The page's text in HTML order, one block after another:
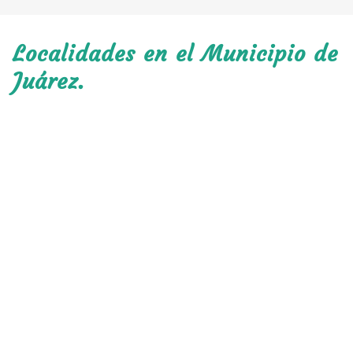
Localidades en el Municipio de
Juárez.